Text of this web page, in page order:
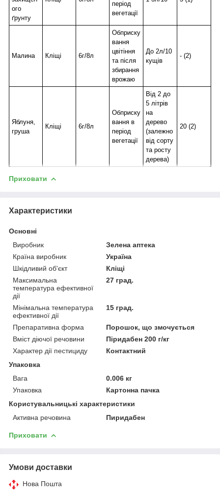
ого
ґрунту
період
вегетації
Малина Кліщі 6г/8л
Обприску
вання
цвітіння
та після
збирання
врожаю
До 2л/10
кущів
- (2)
Яблуня,
груша
Кліщі 6г/8л
Обприску
вання в
період
вегетації
Від 2 до
5 літрів
на
дерево
(залежно
від сорту
та росту
дерева)
20 (2)
Приховати
Характеристики
Основні
Виробник
Зелена аптека
Країна виробник
Україна
Шкідливий об'єкт
Кліщі
Максимальна
температура ефективної
дії
27 град.
Мінімальна температура
ефективної дії
15 град.
Препаративна форма
Порошок, що змочується
Вміст діючої речовини
Піридабен 200 г/кг
Характер дії пестициду
Контактний
Упаковка
Вага
0.006 кг
Упаковка
Картонна пачка
Користувальницькі характеристики
Активна речовина
Пиридабен
Приховати
Умови доставки
Нова Пошта